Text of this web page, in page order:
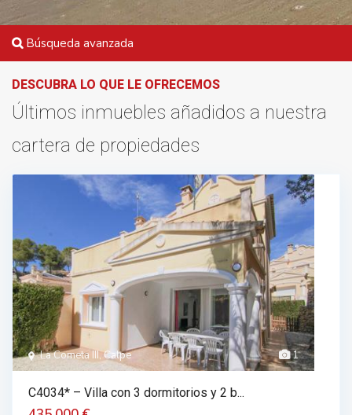
Búsqueda avanzada
DESCUBRA LO QUE LE OFRECEMOS
Últimos inmuebles añadidos a nuestra
cartera de propiedades
1
La Cometa III, Calpe
C4034* – Villa con 3 dormitorios y 2 b...